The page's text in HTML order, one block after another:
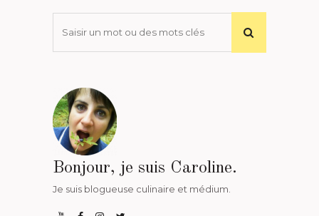
Bonjour, je suis Caroline.
Je suis blogueuse culinaire et médium.